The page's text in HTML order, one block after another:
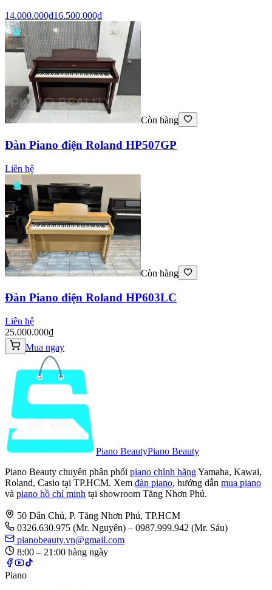
14.000.000₫16.500.000₫
Còn hàng
Đàn Piano điện Roland HP507GP
Liên hệ
Còn hàng
Đàn Piano điện Roland HP603LC
Liên hệ
25.000.000₫
Mua ngay
Piano BeautyPiano Beauty
Piano Beauty chuyên phân phối piano chính hãngYamaha, Kawai,
Roland, Casio tại TP.HCM. Xem đàn piano, hướng dẫn mua piano
và piano hồ chí minh tại showroom Tăng Nhơn Phú.
50 Dân Chủ, P. Tăng Nhơn Phú, TP.HCM
0326.630.975 (Mr. Nguyên) – 0987.999.942 (Mr. Sáu)
pianobeauty.vn@gmail.com
8:00 – 21:00 hàng ngày
Piano